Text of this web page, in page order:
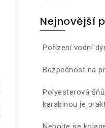
Nejnovější
Pořízení vodní
Bezpečnost na
Polyesterová
karabinou je